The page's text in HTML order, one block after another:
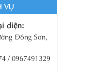
VỤ
diện:
Đông Sơn,
/ 0967491329